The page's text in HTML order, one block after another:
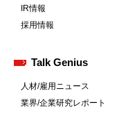
IR情報
採用情報
Talk Genius
人材/雇用ニュース
業界/企業研究レポート